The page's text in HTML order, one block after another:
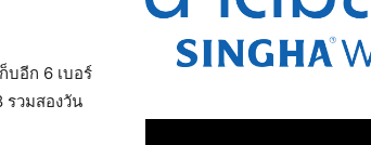
บอีก 6 เบอร์
รวมสองวัน